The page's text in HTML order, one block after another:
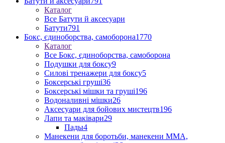
Каталог
Все Батути й аксесуари
Батути791
Бокс, єдиноборства, самоборона1770
Каталог
Все Бокс, єдиноборства, самоборона
Подушки для боксу9
Силові тренажери для боксу5
Боксерські груші36
Боксерські мішки та груші196
Водоналивні мішки26
Аксесуари для бойових мистецтв196
Лапи та маківари29
Пады4
Манекени для боротьби, манекени ММА,